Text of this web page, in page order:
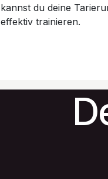
kannst du deine
effektiv trainieren.